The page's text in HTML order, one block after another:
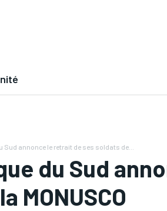
Sud annonce le retrait de ses soldats de...
du Sud
MONUSCO